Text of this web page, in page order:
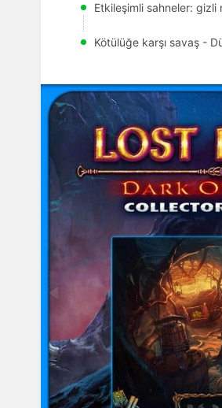
Etkileşimli sahneler:
Kötülüğe karşı savaş -